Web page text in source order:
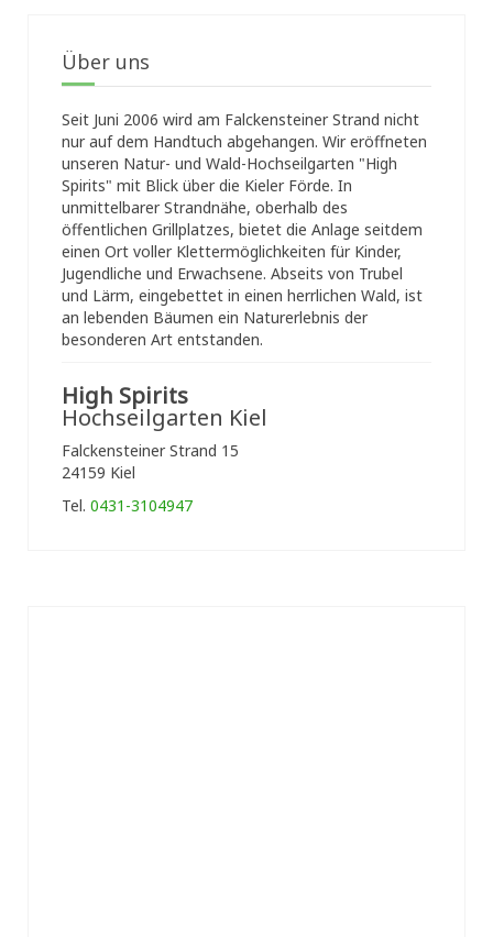
Über uns
Seit Juni 2006 wird am Falckensteiner Strand nicht
nur auf dem Handtuch abgehangen. Wir eröffneten
unseren Natur- und Wald-Hochseilgarten "High
Spirits" mit Blick über die Kieler Förde. In
unmittelbarer Strandnähe, oberhalb des
öffentlichen Grillplatzes, bietet die Anlage seitdem
einen Ort voller Klettermöglichkeiten für Kinder,
Jugendliche und Erwachsene. Abseits von Trubel
und Lärm, eingebettet in einen herrlichen Wald, ist
an lebenden Bäumen ein Naturerlebnis der
besonderen Art entstanden.
High Spirits
Hochseilgarten Kiel
Falckensteiner Strand 15
24159 Kiel
Tel. 0431-3104947